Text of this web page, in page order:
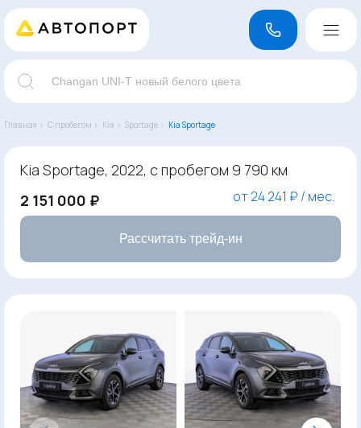
Главная › С пробегом › Kia › Sportage › Kia Sportage
Kia Sportage, 2022, с пробегом 9 790 км
2 151 000 ₽
от 24 241 ₽ / мес.
Рассчитать трейд-ин